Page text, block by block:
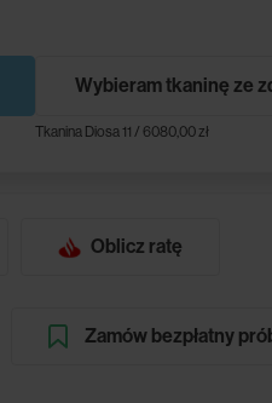
Wybieram tkaninę ze
Tkanina Diosa 11 / 6080,00 zł
Oblicz ratę
Zamów bezpłatny